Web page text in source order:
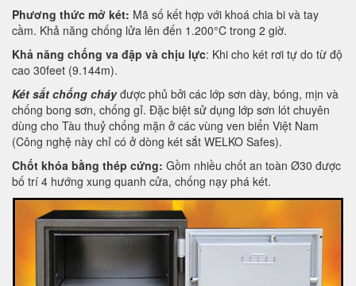
Phương thức mở két: Mã số kết hợp với khoá chia bi và tay
cầm. Khả năng chống lửa lên đến 1.200°C trong 2 giờ.
Khả năng chống va đập và chịu lực: Khi cho két rơi tự do từ độ
cao 30feet (9.144m).
Két sắt chống cháyđược phủ bởi các lớp sơn dày, bóng, mịn và
chống bong sơn, chống gỉ. Đặc biệt sử dụng lớp sơn lót chuyên
dùng cho Tàu thuỷ chống mặn ở các vùng ven biển Việt Nam
(Công nghệ này chỉ có ở dòng két sắt WELKO Safes).
Chốt khóa bằng thép cứng: Gồm nhiều chốt an toàn Ø30 được
bố trí 4 hướng xung quanh cửa, chống nạy phá két.